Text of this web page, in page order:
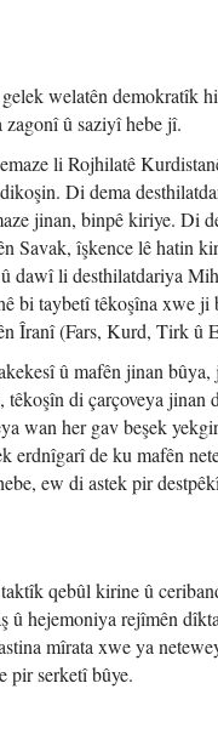
welatên demokratîk
û saziyî hebe jî.
li Rojhilatê
Di dema
jinan, binpê kiriye. Di
Savak, îşkence lê hatin
dawî li desthilatdariya
bi taybetî têkoşîna xwe
Îranî (Fars, Kurd, Tirk û
û mafên jinan
di çarçoveya
wan her gav beşek
erdnîgarî de ku mafên
ew di astek pir
qebûl kirine û
hejemoniya rejîmên
mîrata xwe ya
pir serketî bûye.